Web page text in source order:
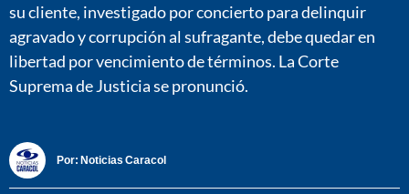
su cliente, investigado por concierto para delinquir
agravado y corrupción al sufragante, debe quedar en
libertad por vencimiento de términos. La Corte
Suprema de Justicia se pronunció.
Por: Noticias Caracol